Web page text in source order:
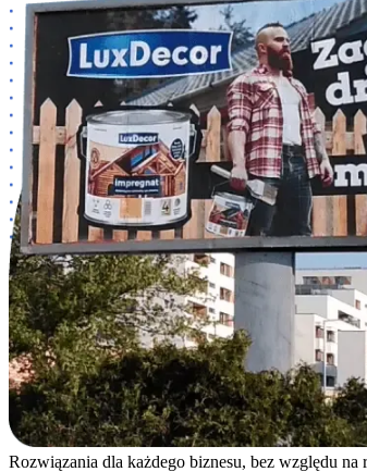
Rozwiązania dla każdego biznesu, bez względu na